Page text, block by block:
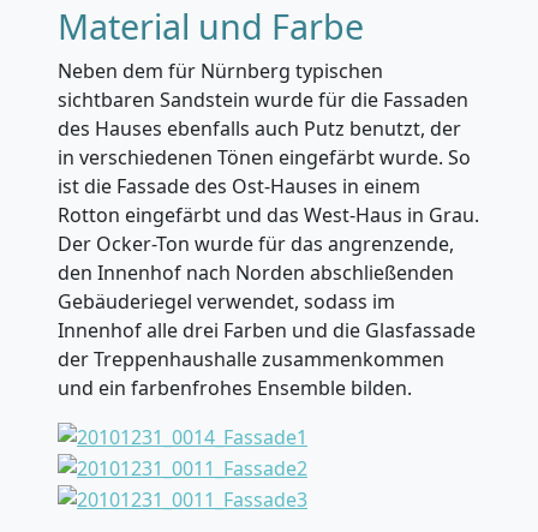
Material und Farbe
Neben dem für Nürnberg typischen
sichtbaren Sandstein wurde für die Fassaden
des Hauses ebenfalls auch Putz benutzt, der
in verschiedenen Tönen eingefärbt wurde. So
ist die Fassade des Ost-Hauses in einem
Rotton eingefärbt und das West-Haus in Grau.
Der Ocker-Ton wurde für das angrenzende,
den Innenhof nach Norden abschließenden
Gebäuderiegel verwendet, sodass im
Innenhof alle drei Farben und die Glasfassade
der Treppenhaushalle zusammenkommen
und ein farbenfrohes Ensemble bilden.